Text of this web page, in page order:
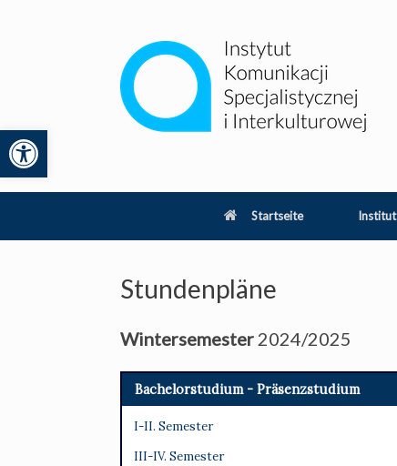
Werkzeugleiste öffnen
Startseite Institut
Stundenpläne
Wintersemester 2024/2025
Bachelorstudium - Präsenzstudium
I-II. Semester
III-IV. Semester